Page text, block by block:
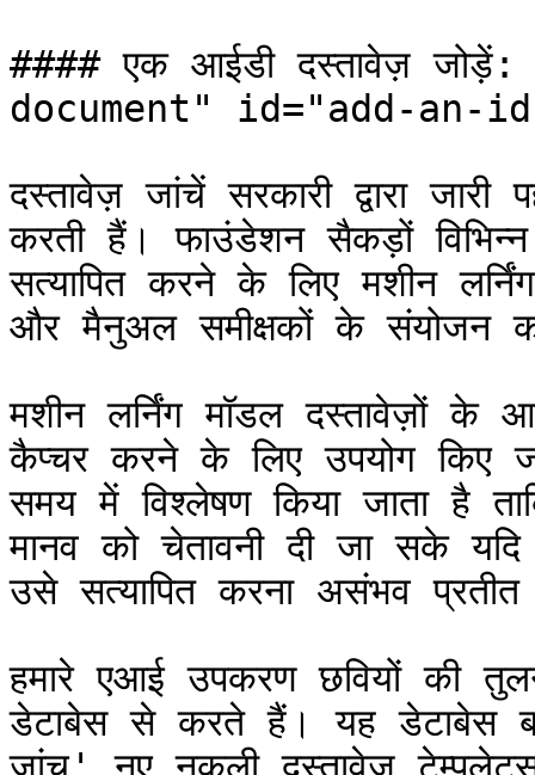
#### एक आईडी दस्तावेज़
document" id="add-an-
दस्तावेज़ जांचें सरकारी द्वारा जारी
करती हैं। फाउंडेशन सैकड़ों विभिन्न
सत्यापित करने के लिए मशीन
और मैनुअल समीक्षकों के संयोजन
मशीन लर्निंग मॉडल दस्तावेज़ों के
कैप्चर करने के लिए उपयोग किए
समय में विश्लेषण किया जाता है
मानव को चेतावनी दी जा सके
उसे सत्यापित करना असंभव
हमारे एआई उपकरण छवियों की
डेटाबेस से करते हैं। यह डेटाबेस